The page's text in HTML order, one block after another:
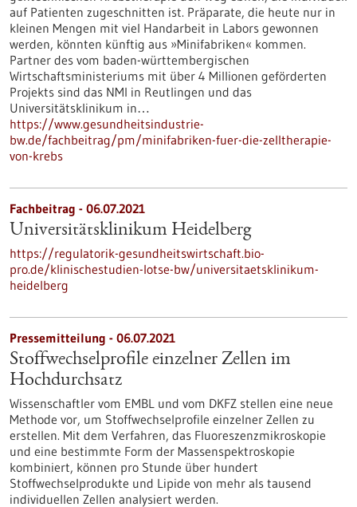
auf Patienten zugeschnitten ist. Präparate, die heute nur in
kleinen Mengen mit viel Handarbeit in Labors gewonnen
werden, könnten künftig aus »Minifabriken« kommen.
Partner des vom baden-württembergischen
Wirtschaftsministeriums mit über 4 Millionen geförderten
Projekts sind das NMI in Reutlingen und das
Universitätsklinikum in…
https://www.gesundheitsindustrie-
bw.de/fachbeitrag/pm/minifabriken-fuer-die-zelltherapie-
von-krebs
Fachbeitrag - 06.07.2021
Universitätsklinikum Heidelberg
https://regulatorik-gesundheitswirtschaft.bio-
pro.de/klinischestudien-lotse-bw/universitaetsklinikum-
heidelberg
Pressemitteilung - 06.07.2021
Stoffwechselprofile einzelner Zellen im
Hochdurchsatz
Wissenschaftler vom EMBL und vom DKFZ stellen eine neue
Methode vor, um Stoffwechselprofile einzelner Zellen zu
erstellen. Mit dem Verfahren, das Fluoreszenzmikroskopie
und eine bestimmte Form der Massenspektroskopie
kombiniert, können pro Stunde über hundert
Stoffwechselprodukte und Lipide von mehr als tausend
individuellen Zellen analysiert werden.